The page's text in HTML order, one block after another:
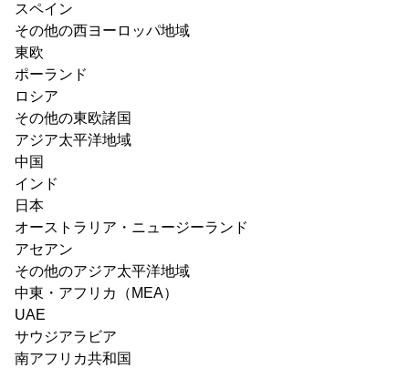
スペイン
その他の西ヨーロッパ地域
東欧
ポーランド
ロシア
その他の東欧諸国
アジア太平洋地域
中国
インド
日本
オーストラリア・ニュージーランド
アセアン
その他のアジア太平洋地域
中東・アフリカ（MEA）
UAE
サウジアラビア
南アフリカ共和国